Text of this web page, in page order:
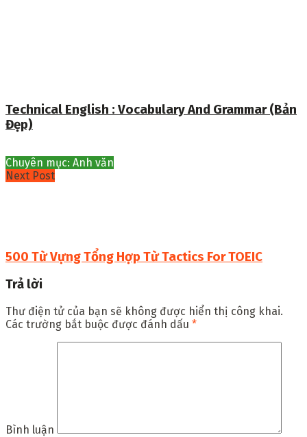
Technical English : Vocabulary And Grammar (Bản
Đẹp)
Chuyên mục: Anh văn
Next Post
500 Từ Vựng Tổng Hợp Từ Tactics For TOEIC
Trả lời
Thư điện tử của bạn sẽ không được hiển thị công khai.
Các trường bắt buộc được đánh dấu *
Bình luận